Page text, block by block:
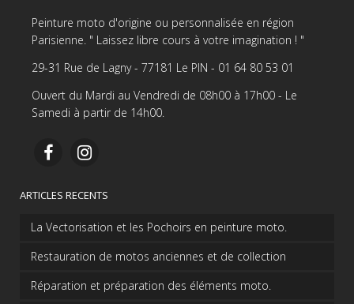
Peinture moto d'origine ou personnalisée en région
Parisienne. " Laissez libre cours à votre imagination ! "
29-31 Rue de Lagny - 77181 Le PIN - 01 64 80 53 01
Ouvert du Mardi au Vendredi de 08h00 à 17h00 - Le
Samedi à partir de 14h00.
ARTICLES RECENTS
La Vectorisation et les Pochoirs en peinture moto.
Restauration de motos anciennes et de collection
Réparation et préparation des éléments moto.